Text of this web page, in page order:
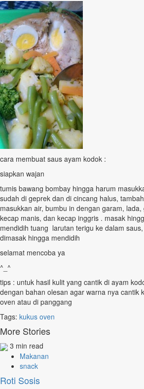
cara membuat saus ayam kodok :
siapkan wajan
tumis bawang bombay hingga harum
sudah di geprek dan di cincang halus,
masukkan air, bumbu in dengan garam,
kecap manis, dan kecap inggris . masak
mendidih tuang larutan terigu ke dalam
dimasak hingga mendidih
selamat mencoba ya
^_^
tips : untuk hasil kulit yang cantik di ayam
dengan bahan olesan agar warna nya cantik
oven atau di panggang
Tags: kukus oven
More Stories
3 min read
Makanan
snack
Roti Sosis